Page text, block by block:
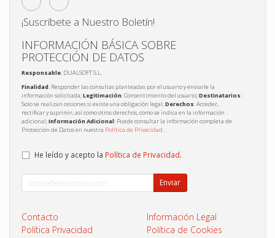
¡Suscríbete a Nuestro Boletín!
INFORMACIÓN BÁSICA SOBRE
PROTECCIÓN DE DATOS
Responsable: DUALSOFT S.L.
Finalidad: Responder las consultas planteadas por el usuario y enviarle la
información solicitada;Legitimación: Consentimiento del usuario;Destinatarios:
Solo se realizan cesiones si existe una obligación legal;Derechos: Acceder,
rectificar y suprimir, así como otros derechos, como se indica en la información
adicional;Información Adicional: Puede consultar la información completa de
Protección de Datos en nuestra Política de Privacidad.
He leído y acepto la Política de Privacidad.
Enviar
Contacto
Información Legal
Política Privacidad
Política de Cookies